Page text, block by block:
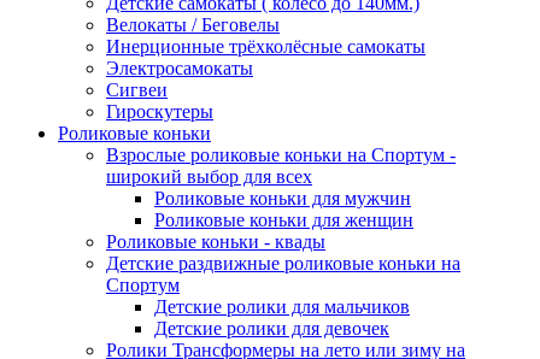
Велокаты / Беговелы
Инерционные трёхколёсные самокаты
Электросамокаты
Сигвеи
Гироскутеры
Роликовые коньки
Взрослые роликовые коньки на Спортум -
широкий выбор для всех
Роликовые коньки для мужчин
Роликовые коньки для женщин
Роликовые коньки - квады
Детские раздвижные роликовые коньки на
Спортум
Детские ролики для мальчиков
Детские ролики для девочек
Ролики Трансформеры на лето или зиму на